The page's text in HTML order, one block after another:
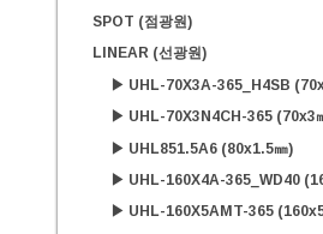
SPOT (점광원)
LINEAR (선광원)
▶ UHL-70X3A-365_H4SB
▶ UHL-70X3N4CH-365 (70x3
▶ UHL851.5A6 (80x1.5㎜)
▶ UHL-160X4A-365_WD40
▶ UHL-160X5AMT-365